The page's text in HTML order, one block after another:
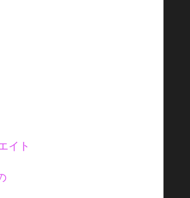
イト